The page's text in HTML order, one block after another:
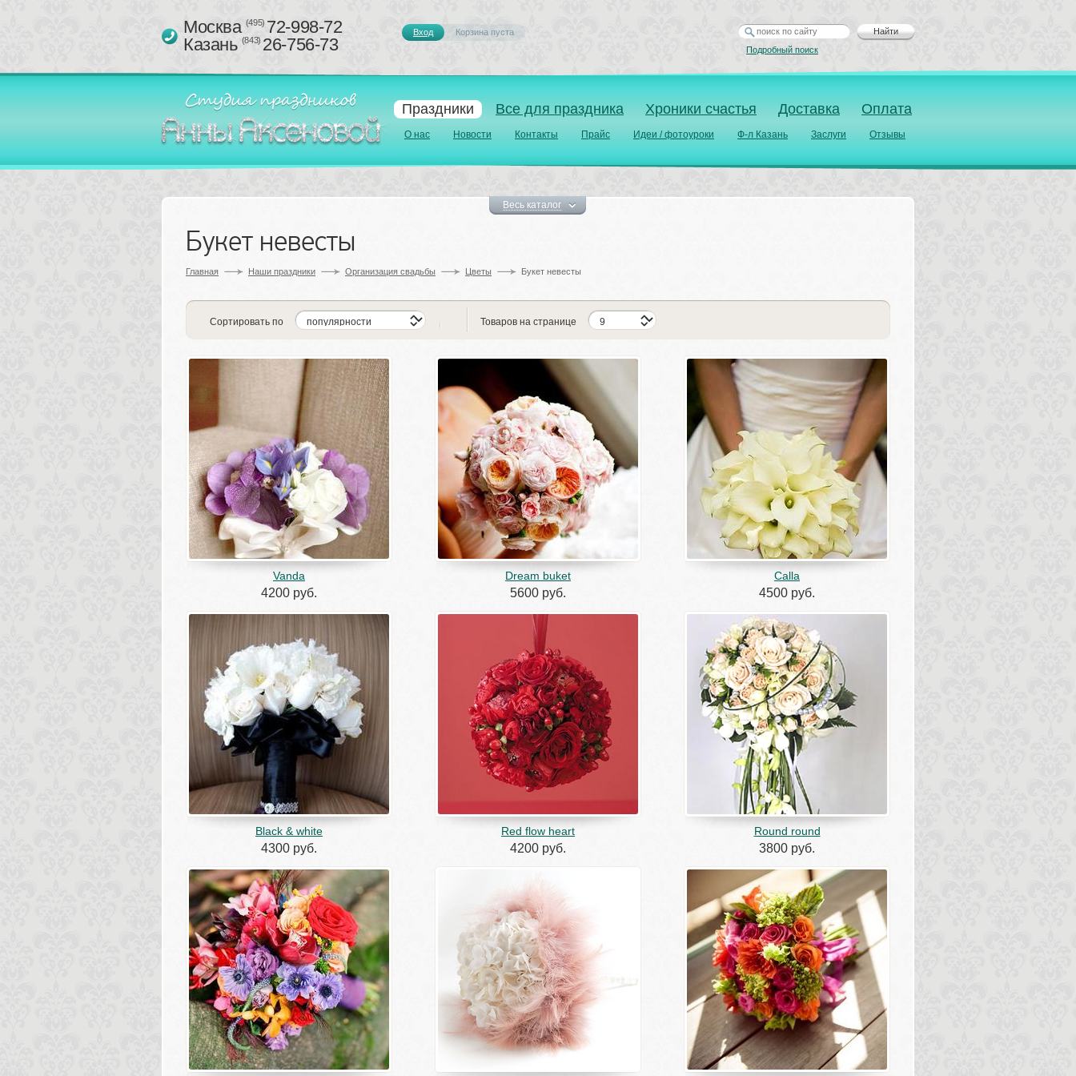
Праздники Все для праздника Хроники счастья Доставка Оплата
О нас Новости Контакты Прайс Идеи / фотоуроки Ф-л Казань Заслуги Отзывы
Москва (495)72-998-72
Казань (843)26-756-73
Вход Корзина пуста
Найти
Подробный поиск
Весь каталог
Букет невесты
Главная Наши праздники Организация свадьбы Цветы Букет невесты
Сортировать по Товаров на странице
Vanda
4200 руб.
Dream buket
5600 руб.
Calla
4500 руб.
Black & white
4300 руб.
Red flow heart
4200 руб.
Round round
3800 руб.